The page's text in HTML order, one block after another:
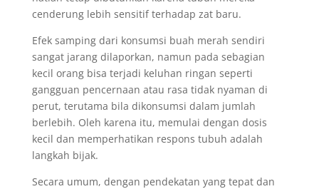
cenderung lebih sensitif terhadap zat baru.
Efek samping dari konsumsi buah merah sendiri
sangat jarang dilaporkan, namun pada sebagian
kecil orang bisa terjadi keluhan ringan seperti
gangguan pencernaan atau rasa tidak nyaman di
perut, terutama bila dikonsumsi dalam jumlah
berlebih. Oleh karena itu, memulai dengan dosis
kecil dan memperhatikan respons tubuh adalah
langkah bijak.
Secara umum, dengan pendekatan yang tepat dan